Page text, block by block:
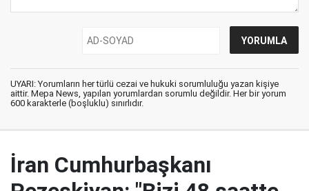
UYARI: Yorumların her türlü cezai ve hukuki sorumluluğu yazan kişiye
aittir. Mepa News, yapılan yorumlardan sorumlu değildir. Her bir yorum
600 karakterle (boşluklu) sınırlıdır.
İran Cumhurbaşkanı